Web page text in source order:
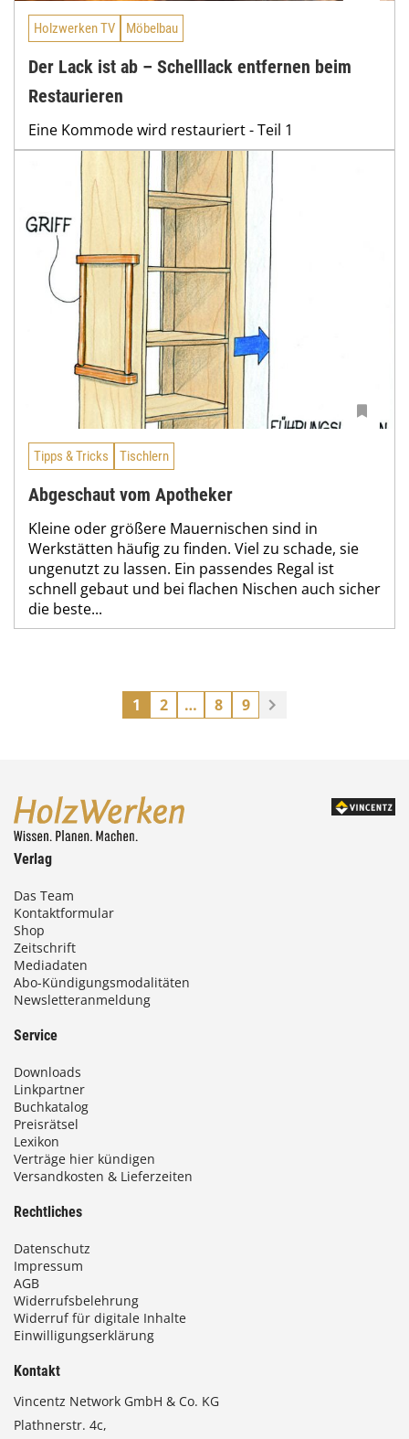
Holzwerken TV Möbelbau
Der Lack ist ab – Schelllack entfernen beim
Restaurieren
Eine Kommode wird restauriert - Teil 1
Tipps & Tricks Tischlern
Abgeschaut vom Apotheker
Kleine oder größere Mauernischen sind in
Werkstätten häufig zu finden. Viel zu schade, sie
ungenutzt zu lassen. Ein passendes Regal ist
schnell gebaut und bei flachen Nischen auch sicher
die beste...
1 2 … 8 9
Verlag
Das Team
Kontaktformular
Shop
Zeitschrift
Mediadaten
Abo-Kündigungsmodalitäten
Newsletteranmeldung
Service
Downloads
Linkpartner
Buchkatalog
Preisrätsel
Lexikon
Verträge hier kündigen
Versandkosten & Lieferzeiten
Rechtliches
Datenschutz
Impressum
AGB
Widerrufsbelehrung
Widerruf für digitale Inhalte
Einwilligungserklärung
Kontakt
Vincentz Network GmbH & Co. KG
Plathnerstr. 4c,